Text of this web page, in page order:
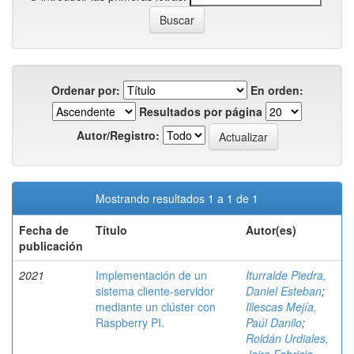
Ordenar por:
En orden:
Resultados por página
Autor/Registro:
Mostrando resultados 1 a 1 de 1
Fecha de
publicación
Título Autor(es)
2021
Implementación de un
sistema cliente-servidor
mediante un clúster con
Raspberry PI.
Iturralde Piedra,
Daniel Esteban;
Illescas Mejía,
Paúl Danilo;
Roldán Urdiales,